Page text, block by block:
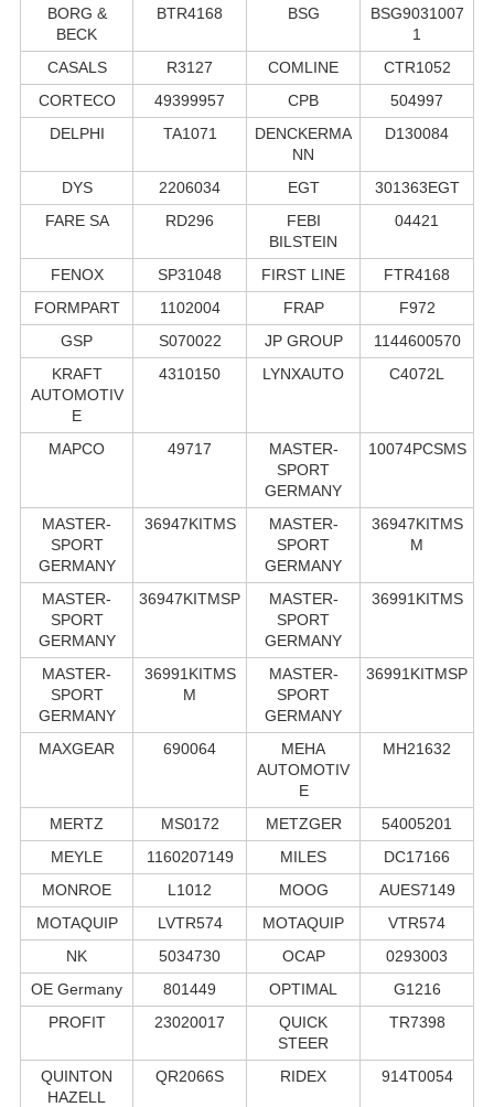
BORG &
BECK
BTR4168 BSG
BSG9031007
1
CASALS
R3127 COMLINE
CTR1052
CORTECO
49399957 CPB
504997
DELPHI
TA1071
DENCKERMA
NN
D130084
DYS 2206034 EGT
301363EGT
FARE SA
RD296
FEBI
BILSTEIN
04421
FENOX SP31048 FIRST LINE
FTR4168
FORMPART
1102004 FRAP
F972
GSP
S070022 JP GROUP
1144600570
KRAFT
AUTOMOTIV
E
4310150 LYNXAUTO C4072L
MAPCO 49717
MASTER-
SPORT
GERMANY
10074PCSMS
MASTER-
SPORT
GERMANY
36947KITMS
MASTER-
SPORT
GERMANY
36947KITMS
M
MASTER-
SPORT
GERMANY
36947KITMSP
MASTER-
SPORT
GERMANY
36991KITMS
MASTER-
SPORT
GERMANY
36991KITMS
M
MASTER-
SPORT
GERMANY
36991KITMSP
MAXGEAR 690064
MEHA
AUTOMOTIV
E
MH21632
MERTZ MS0172 METZGER
54005201
MEYLE
1160207149 MILES
DC17166
MONROE
L1012 MOOG
AUES7149
MOTAQUIP
LVTR574 MOTAQUIP
VTR574
NK
5034730 OCAP
0293003
OE Germany
801449 OPTIMAL
G1216
PROFIT
23020017
QUICK
STEER
TR7398
QUINTON
HAZELL
QR2066S RIDEX 914T0054